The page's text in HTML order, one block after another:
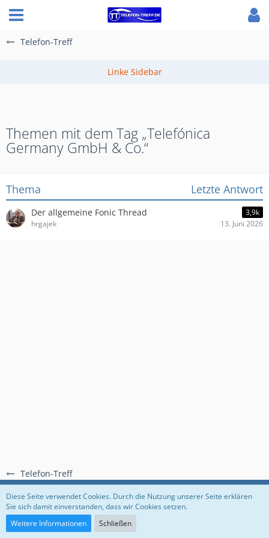
Telefon-Treff
Telefon-Treff
Themen mit dem Tag „Telefónica
Germany GmbH & Co.“
Thema Letzte Antwort
Der allgemeine Fonic Thread
3,9k
hrgajek
13. Juni 2026
Regeln Datenschutzerklärung Impressum
Community-Software:
Diese Seite verwendet Cookies. Durch die Nutzung unserer Seite erklären
Sie sich damit einverstanden, dass wir Cookies setzen.
Weitere Informationen
Schließen